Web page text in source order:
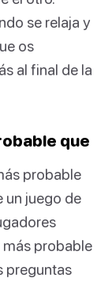
se relaja y
os
al final de la
que
probable
un juego de
más probable
preguntas